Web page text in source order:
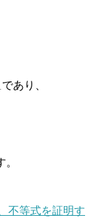
であり、